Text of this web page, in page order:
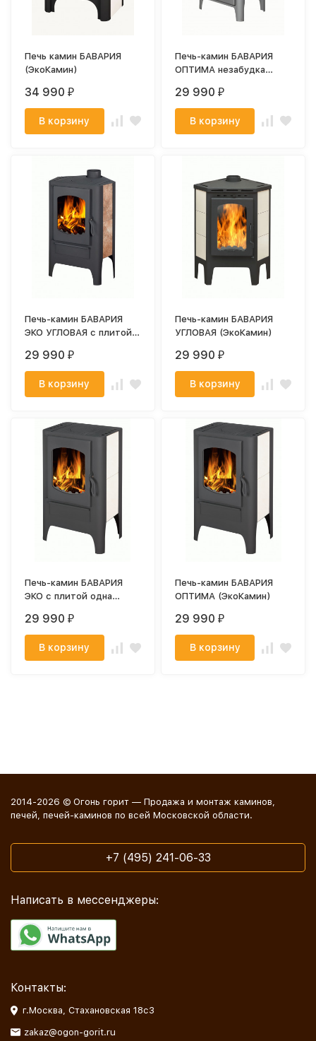
Печь камин БАВАРИЯ
(ЭкоКамин)
34 990₽
В корзину
Печь-камин БАВАРИЯ
ОПТИМА незабудка
29 990₽
В корзину
Печь-камин БАВАРИЯ
ЭКО УГЛОВАЯ с плитой
29 990₽
В корзину
Печь-камин БАВАРИЯ
УГЛОВАЯ (ЭкоКамин)
29 990₽
В корзину
Печь-камин БАВАРИЯ
ЭКО с плитой одна
29 990₽
В корзину
Печь-камин БАВАРИЯ
ОПТИМА (ЭкоКамин)
29 990₽
В корзину
2014-2026 © Огонь горит — Продажа и монтаж каминов,
печей, печей-каминов по всей Московской области.
+7 (495) 241-06-33
Написать в мессенджеры:
Контакты:
г.Москва, Стахановская 18с3
zakaz@ogon-gorit.ru